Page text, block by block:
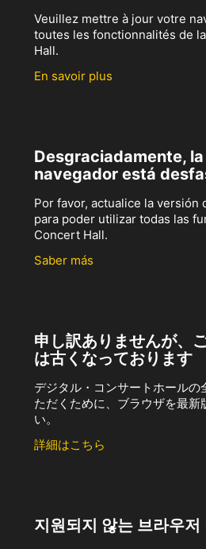
Veuillez mettre à jour votre
toutes les fonctionnalités de
Hall.
En savoir plus
Desgraciadamente,
navegador está
Por favor, actualice la versión
para poder utilizar todas las
Concert Hall.
Saber más
申し訳ありませんが、
は古くなっております
デジタル・コンサートホールの
ただくために、ブラウザを最新
い。
詳細はこちら
지원되지 않는 브라우저